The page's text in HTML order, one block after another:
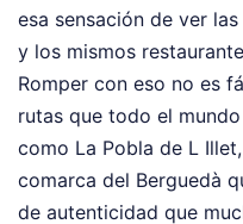
esa sensación de ver
y los mismos
Romper con eso no es
rutas que todo el
como La Pobla de L
comarca del Berguedà
de autenticidad que